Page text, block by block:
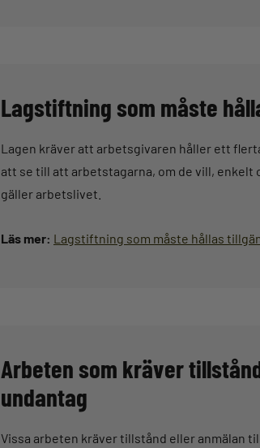
Lagstiftning som måste
Lagen kräver att arbetsgivaren håller ett
att se till att arbetstagarna, om de vill,
gäller arbetslivet.
Läs mer: Lagstiftning som måste hållas
Arbeten som kräver
undantag
Vissa arbeten kräver tillstånd eller anmälan